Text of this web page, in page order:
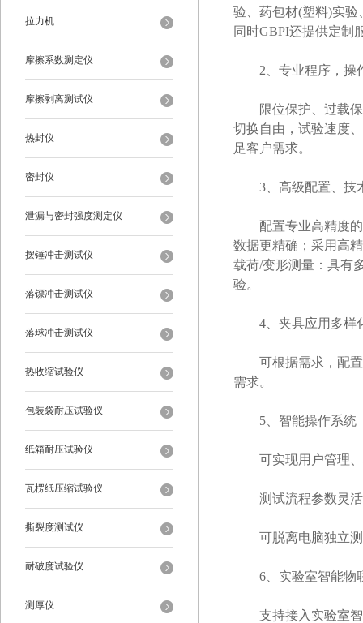
拉力机
摩擦系数测定仪
摩擦剥离测试仪
热封仪
密封仪
泄漏与密封强度测定仪
摆锤冲击测试仪
落镖冲击测试仪
落球冲击测试仪
热收缩试验仪
包装袋耐压试验仪
纸箱耐压试验仪
瓦楞纸压缩试验仪
撕裂度测试仪
耐破度试验仪
测厚仪
验、药包材(塑料)实
同时GBPI还提供定制
2、专业程序，操
限位保护、过载保
切换自由，试验速度
足客户需求。
3、高级配置、技
配置专业高精度的
数据更精确；采用高
载荷/变形测量：具有
验。
4、夹具应用多样
可根据需求，配置
需求。
5、智能操作系统
可实现用户管理、
测试流程参数灵活
可脱离电脑独立测
6、实验室智能物
支持接入实验室智